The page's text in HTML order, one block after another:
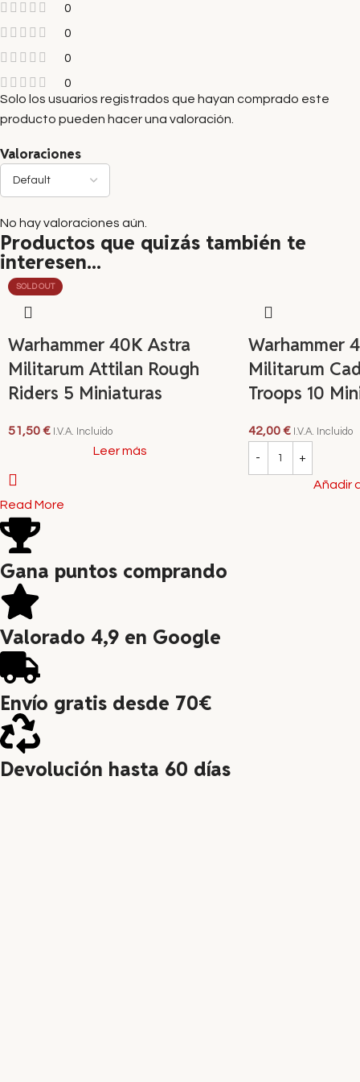
0
0
0
0
Valoraciones
No hay valoraciones aún.
Solo los usuarios registrados que hayan comprado este
producto pueden hacer una valoración.
Productos que quizás también te
interesen...
SOLD OUT
Warhammer 40K Astra
Militarum Attilan Rough
Riders 5 Miniaturas
51,50€ I.V.A. Incluido
Leer más
Warhammer
Militarum
Troops 10
42,00€ I.V.A. Incluido
Añadir
Read More
Gana puntos comprando
Valorado 4,9 en Google
Envío gratis desde 70€
Devolución hasta 60 días